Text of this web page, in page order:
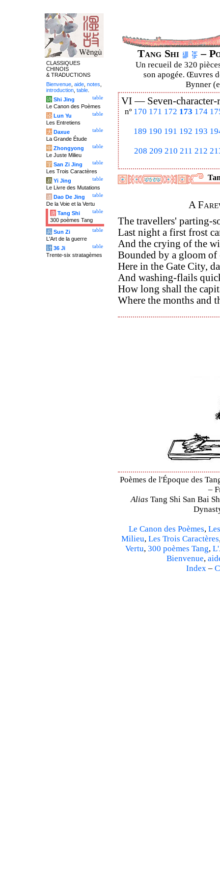
Tang Shi –
Un recueil de 320
son apogée. Œuvres
Bynner
VI — Seven-
nº 170 171 172 173 174
189 190 191 192 193
208 209 210 211 212
A
The travellers' parting-
Last night a first frost
And the crying of the
Bounded by a gloom
Here in the Gate City,
And washing-flails
How long shall the
Where the months and
Poèmes de l'Époque des
–
Alias Tang Shi San Bai
Le Canon des Poèmes,
Milieu, Les Trois Caractères
Vertu, 300 poèmes Tang,
Bienvenue,
Index–
CLASSIQUES
CHINOIS
& TRADUCTIONS
Bienvenue aide notes
introduction table
table
诗 Shi Jing
Le Canon des Poèmes
table
论 Lun Yu
Les Entretiens
table
大 Daxue
La Grande Étude
table
中 Zhongyong
Le Juste Milieu
table
字 San Zi Jing
Les Trois Caractères
table
易 Yi Jing
Le Livre des Mutations
table
道 Dao De Jing
De la Voie et la Vertu
table
唐 Tang Shi
300 poèmes Tang
table
兵 Sun Zi
L'Art de la guerre
table
计 36 Ji
Trente-six stratagèmes